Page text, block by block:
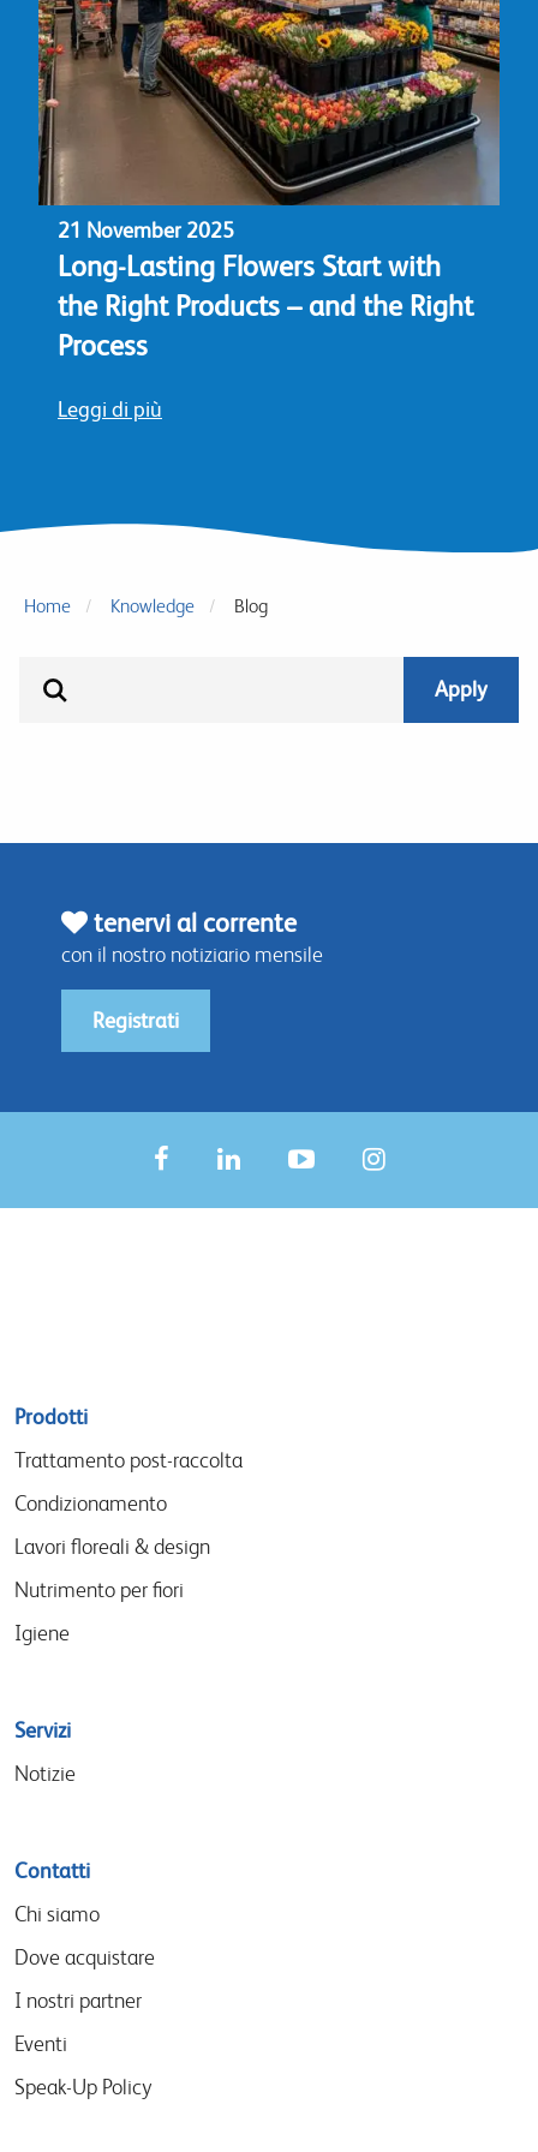
21 November 2025
Long-Lasting Flowers Start with
the Right Products – and the Right
Process
Leggi di più
Home Knowledge Blog
tenervi al corrente
con il nostro notiziario mensile
Registrati
Sitemap
menu
Prodotti
Trattamento post-raccolta
Condizionamento
Lavori floreali & design
Nutrimento per fiori
Igiene
Servizi
Notizie
Contatti
Chi siamo
Dove acquistare
I nostri partner
Eventi
Speak-Up Policy